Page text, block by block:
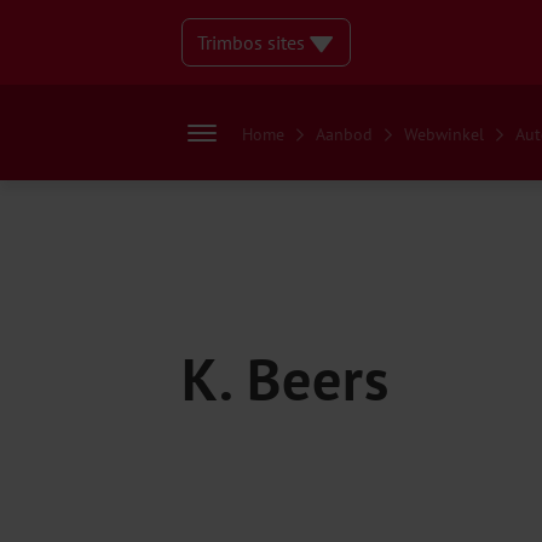
Trimbos sites
Home Aanbod Webwinkel
K. Beers